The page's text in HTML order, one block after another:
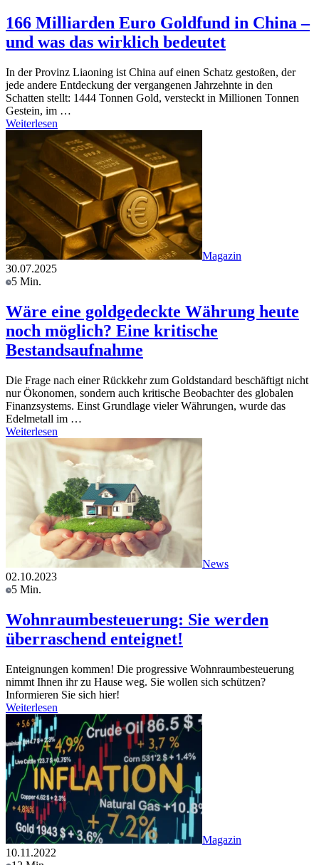
166 Milliarden Euro Goldfund in China –
und was das wirklich bedeutet
In der Provinz Liaoning ist China auf einen Schatz gestoßen, der
jede andere Entdeckung der vergangenen Jahrzehnte in den
Schatten stellt: 1444 Tonnen Gold, versteckt in Millionen Tonnen
Gestein, im …
Weiterlesen
Magazin
30.07.2025
5 Min.
Wäre eine goldgedeckte Währung heute
noch möglich? Eine kritische
Bestandsaufnahme
Die Frage nach einer Rückkehr zum Goldstandard beschäftigt nicht
nur Ökonomen, sondern auch kritische Beobachter des globalen
Finanzsystems. Einst Grundlage vieler Währungen, wurde das
Edelmetall im …
Weiterlesen
News
02.10.2023
5 Min.
Wohnraumbesteuerung: Sie werden
überraschend enteignet!
Enteignungen kommen! Die progressive Wohnraumbesteuerung
nimmt Ihnen ihr zu Hause weg. Sie wollen sich schützen?
Informieren Sie sich hier!
Weiterlesen
Magazin
10.11.2022